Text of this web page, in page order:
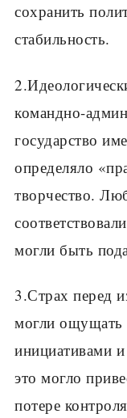
сохранить
стабильность.
командно-
государство
определяло
творчество.
могли быть
3.Страх перед
могли ощущать
инициативами
это могло
потере